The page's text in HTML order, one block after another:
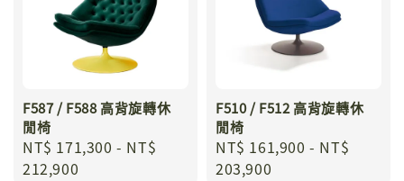
F587 / F588 高背旋轉休
閒椅
Regular
price
NT$ 171,300 - NT$
212,900
F510 / F512 高背旋轉休
閒椅
Regular
price
NT$ 161,900 - NT$
203,900